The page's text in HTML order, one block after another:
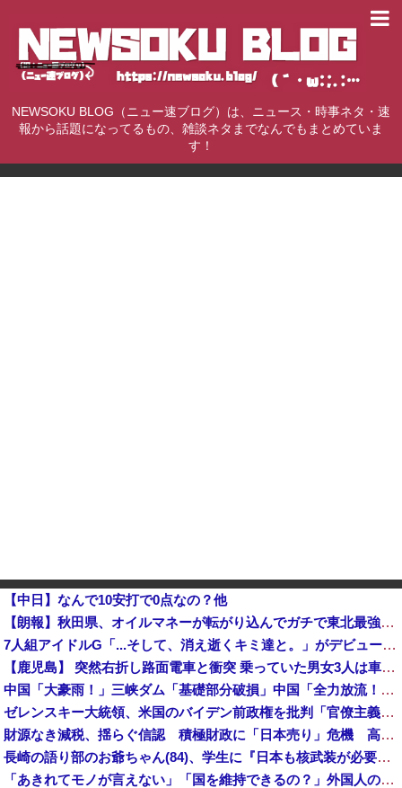
NEWSOKU BLOG（ニュー速ブログ）は、ニュース・時事ネタ・速
報から話題になってるもの、雑談ネタまでなんでもまとめていま
す！
【中日】なんで10安打で0点なの？他
【朗報】秋田県、オイルマネーが転がり込んでガチで東北最強へｗｗｗｗｗｗｗｗｗｗｗｗ
7人組アイドルG「...そして、消え逝くキミ達と。」がデビュー3か月で解散 事務所が事業継続困難なた
【鹿児島】 突然右折し路面電車と衝突 乗っていた男女3人は車を放置しダッシュで逃走中
中国「大豪雨！」三峡ダム「基礎部分破損」中国「全力放流！」台風13号「中国上陸予測」台風15号「中国接近（画像」中国「台風同時上陸！（穀物生産が壊滅危機」→
ゼレンスキー大統領、米国のバイデン前政権を批判「官僚主義だった」
財源なき減税、揺らぐ信認 積極財政に「日本売り」危機 高市政権「悲願」に固執
長崎の語り部のお爺ちゃん(84)、学生に『日本も核武装が必要』と言われびっくり
「あきれてモノが言えない」「国を維持できるの？」外国人の永住許可要件の厳格化で在日中国人の本音は？